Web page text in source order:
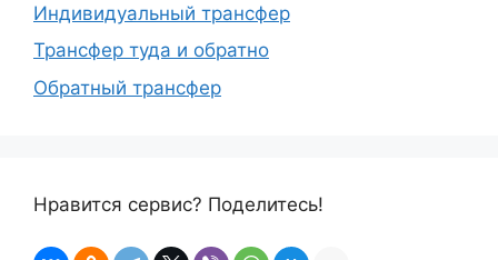
Индивидуальный трансфер
Трансфер туда и обратно
Обратный трансфер
Нравится сервис? Поделитесь!